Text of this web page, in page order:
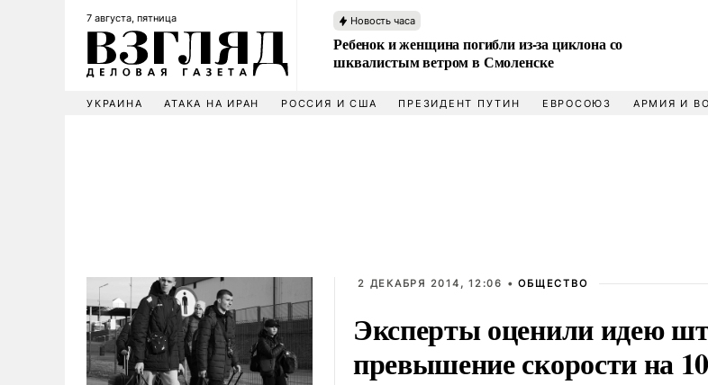
7 августа, пятница Новость часа
Ребенок и женщина погибли из-за циклона со
шквалистым ветром в Смоленске
УКРАИНА АТАКА НА ИРАН РОССИЯ И США ПРЕЗИДЕНТ ПУТИН ЕВРОСОЮЗ АРМИЯ И
2 ДЕКАБРЯ 2014, 12:06 •ОБЩЕСТВО
Эксперты оценили идею
превышение скорости на